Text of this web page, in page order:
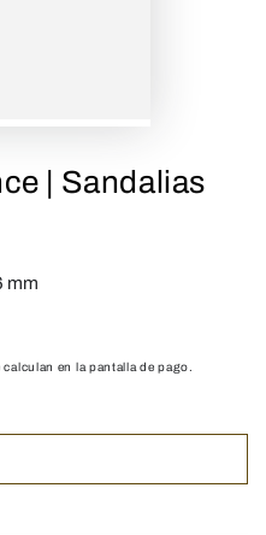
| Sandalias
mm
calculan en la pantalla de pago.